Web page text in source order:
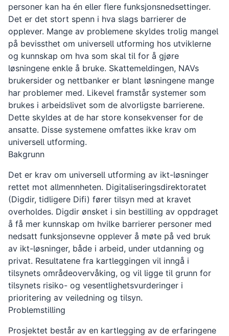
personer kan ha én eller flere funksjonsnedsettinger.
Det er det stort spenn i hva slags barrierer de
opplever. Mange av problemene skyldes trolig mangel
på bevissthet om universell utforming hos utviklerne
og kunnskap om hva som skal til for å gjøre
løsningene enkle å bruke. Skattemeldingen, NAVs
brukersider og nettbanker er blant løsningene mange
har problemer med. Likevel framstår systemer som
brukes i arbeidslivet som de alvorligste barrierene.
Dette skyldes at de har store konsekvenser for de
ansatte. Disse systemene omfattes ikke krav om
universell utforming.
Bakgrunn
Det er krav om universell utforming av ikt-løsninger
rettet mot allmennheten. Digitaliseringsdirektoratet
(Digdir, tidligere Difi) fører tilsyn med at kravet
overholdes. Digdir ønsket i sin bestilling av oppdraget
å få mer kunnskap om hvilke barrierer personer med
nedsatt funksjonsevne opplever å møte på ved bruk
av ikt-løsninger, både i arbeid, under utdanning og
privat. Resultatene fra kartleggingen vil inngå i
tilsynets områdeovervåking, og vil ligge til grunn for
tilsynets risiko- og vesentlighetsvurderinger i
prioritering av veiledning og tilsyn.
Problemstilling
Prosjektet består av en kartlegging av de erfaringene